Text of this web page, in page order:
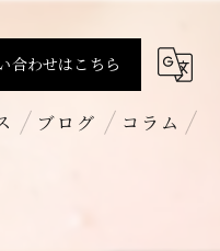
合わせはこちら
ブログ コラム